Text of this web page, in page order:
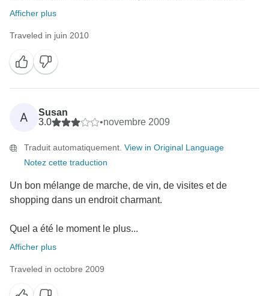
Afficher plus
Traveled in juin 2010
A
Susan
3.0
•novembre 2009
Traduit automatiquement. View in Original Language
Notez cette traduction
Un bon mélange de marche, de vin, de visites et de
shopping dans un endroit charmant.
Quel a été le moment le plus...
Afficher plus
Traveled in octobre 2009